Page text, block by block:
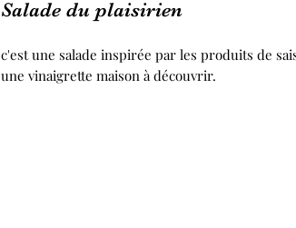
Salade du plaisirien
c'est une salade inspirée par les produits de
une vinaigrette maison à découvrir.